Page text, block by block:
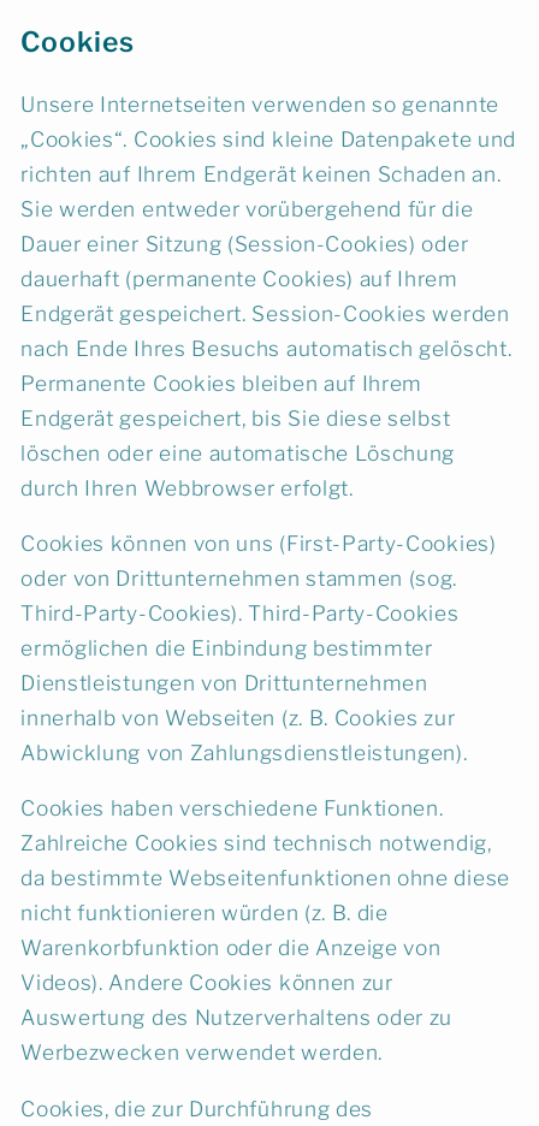
Cookies
Unsere Internetseiten verwenden so genannte
„Cookies“. Cookies sind kleine Datenpakete und
richten auf Ihrem Endgerät keinen Schaden an.
Sie werden entweder vorübergehend für die
Dauer einer Sitzung (Session-Cookies) oder
dauerhaft (permanente Cookies) auf Ihrem
Endgerät gespeichert. Session-Cookies werden
nach Ende Ihres Besuchs automatisch gelöscht.
Permanente Cookies bleiben auf Ihrem
Endgerät gespeichert, bis Sie diese selbst
löschen oder eine automatische Löschung
durch Ihren Webbrowser erfolgt.
Cookies können von uns (First-Party-Cookies)
oder von Drittunternehmen stammen (sog.
Third-Party-Cookies). Third-Party-Cookies
ermöglichen die Einbindung bestimmter
Dienstleistungen von Drittunternehmen
innerhalb von Webseiten (z. B. Cookies zur
Abwicklung von Zahlungsdienstleistungen).
Cookies haben verschiedene Funktionen.
Zahlreiche Cookies sind technisch notwendig,
da bestimmte Webseitenfunktionen ohne diese
nicht funktionieren würden (z. B. die
Warenkorbfunktion oder die Anzeige von
Videos). Andere Cookies können zur
Auswertung des Nutzerverhaltens oder zu
Werbezwecken verwendet werden.
Cookies, die zur Durchführung des